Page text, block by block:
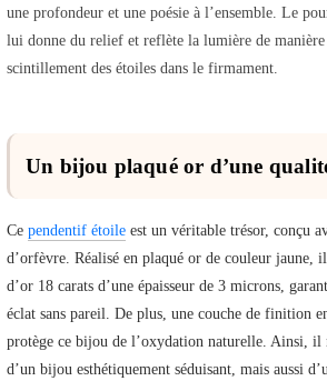
une profondeur et une poésie à l’ensemble. Le
lui donne du relief et reflète la lumière de
scintillement des étoiles dans le firmament.
Un bijou plaqué or d’une
Ce pendentif étoile est un véritable trésor, conçu
d’orfèvre. Réalisé en plaqué or de couleur jaune,
d’or 18 carats d’une épaisseur de 3 microns,
éclat sans pareil. De plus, une couche de finition
protège ce bijou de l’oxydation naturelle. Ainsi, il
d’un bijou esthétiquement séduisant, mais aussi